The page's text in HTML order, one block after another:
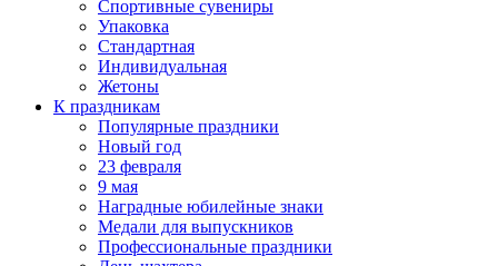
Спортивные сувениры
Упаковка
Стандартная
Индивидуальная
Жетоны
К праздникам
Популярные праздники
Новый год
23 февраля
9 мая
Наградные юбилейные знаки
Медали для выпускников
Профессиональные праздники